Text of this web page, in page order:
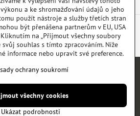
PinterestReddit LinkedInWhatsApp
E-
mail
NEWS
soukromíZásady ochrany soukromí
a ke shromažďování údajů o jeho
použít nástroje a služby třetích stran
být přenášena partnerům v EU, USA
na „Přijmout všechny soubory
souhlas s tímto zpracováním. Níže
informace nebo upravit své preference.
ochrany soukromí
Ukázat podrobnosti
všechny cookies